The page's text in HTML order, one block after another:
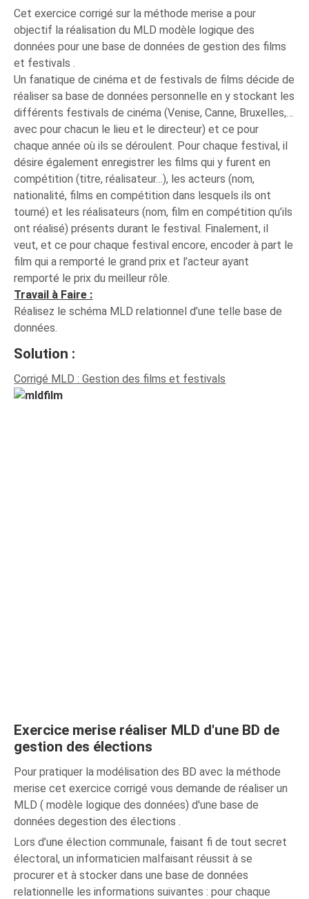
Cet exercice corrigé sur la méthode merise a pour
objectif la réalisation du MLD modèle logique des
données pour une base de données de gestion des films
et festivals .
Un fanatique de cinéma et de festivals de films décide de
réaliser sa base de données personnelle en y stockant les
différents festivals de cinéma (Venise, Canne, Bruxelles,…
avec pour chacun le lieu et le directeur) et ce pour
chaque année où ils se déroulent. Pour chaque festival, il
désire également enregistrer les films qui y furent en
compétition (titre, réalisateur…), les acteurs (nom,
nationalité, films en compétition dans lesquels ils ont
tourné) et les réalisateurs (nom, film en compétition qu’ils
ont réalisé) présents durant le festival. Finalement, il
veut, et ce pour chaque festival encore, encoder à part le
film qui a remporté le grand prix et l’acteur ayant
remporté le prix du meilleur rôle.
Travail à Faire :
Réalisez le schéma MLD relationnel d’une telle base de
données.
Solution :
Corrigé MLD : Gestion des films et festivals
Exercice merise réaliser MLD d'une BD de
gestion des élections
Pour pratiquer la modélisation des BD avec la méthode
merise cet exercice corrigé vous demande de réaliser un
MLD ( modèle logique des données) d'une base de
données degestion des élections .
Lors d’une élection communale, faisant fi de tout secret
électoral, un informaticien malfaisant réussit à se
procurer et à stocker dans une base de données
relationnelle les informations suivantes : pour chaque